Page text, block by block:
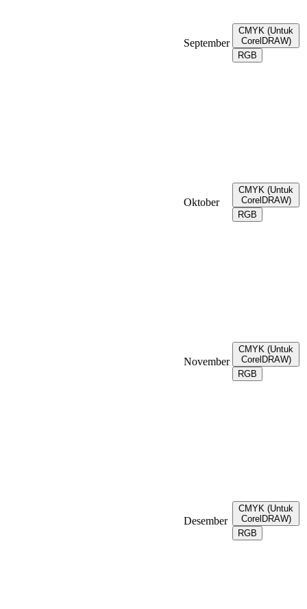
September
CMYK (Untuk
CorelDRAW)
RGB
Oktober
CMYK (Untuk
CorelDRAW)
RGB
November
CMYK (Untuk
CorelDRAW)
RGB
Desember
CMYK (Untuk
CorelDRAW)
RGB